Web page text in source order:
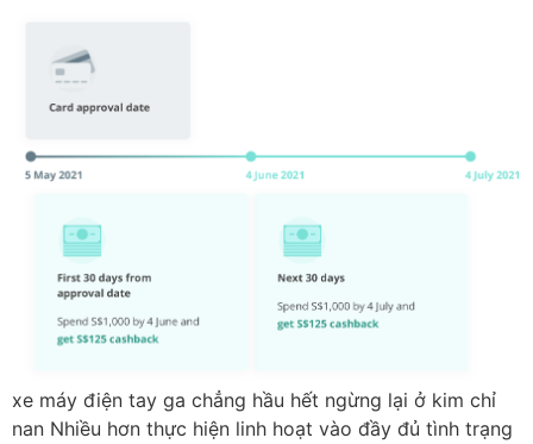
xe máy điện tay ga chẳng hầu hết ngừng lại ở kim chỉ
nan Nhiều hơn thực hiện linh hoạt vào đầy đủ tình trạng